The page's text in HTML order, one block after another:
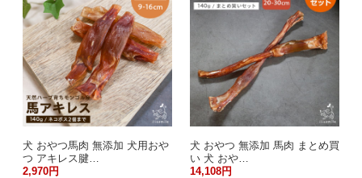
犬 おやつ馬肉 無添加 犬用おや
つ アキレス腱…
2,970円
犬 おやつ 無添加 馬肉 まとめ買
い 犬 おや…
14,108円